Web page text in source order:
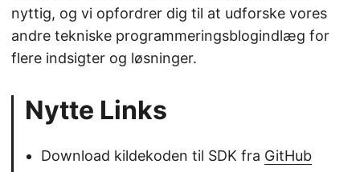
nyttig, og vi opfordrer dig til at udforske vores
andre tekniske programmeringsblogindlæg for
flere indsigter og løsninger.
Nytte Links
Download kildekoden til SDK fra GitHub